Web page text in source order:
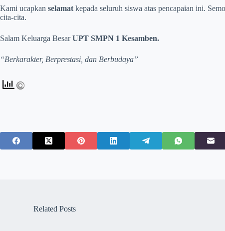
Kami ucapkan selamat kepada seluruh siswa atas pencapaian ini.
cita-cita.
Salam Keluarga BesarUPT SMPN 1 Kesamben.
“Berkarakter, Berprestasi, dan Berbudaya”
Related Posts